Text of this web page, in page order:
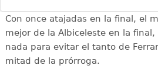
Con once atajadas en la final, el
mejor de la Albiceleste en la
nada para evitar el tanto de
mitad de la prórroga.